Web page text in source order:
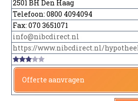
2501 BH Den Haag
Telefoon: 0800 4094094
Fax: 070 3651071
info@nibcdirect.nl
https://www.nibcdirect.nl/
Offerte aanvragen